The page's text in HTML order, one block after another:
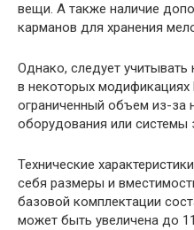
вещи. А также наличие
карманов для хранения
Однако, следует
в некоторых
ограниченный объем из-за
оборудования или системы
Технические
себя размеры и
базовой комплектации
может быть увеличена до